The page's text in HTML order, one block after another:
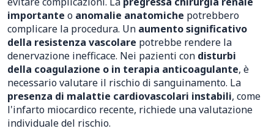
importante o anomalie anatomiche potrebbero
complicare la procedura. Un aumento significativo
della resistenza vascolare potrebbe rendere la
denervazione inefficace. Nei pazienti con disturbi
della coagulazione o in terapia anticoagulante, è
necessario valutare il rischio di sanguinamento. La
presenza di malattie cardiovascolari instabili, come
l'infarto miocardico recente, richiede una valutazione
individuale del rischio.